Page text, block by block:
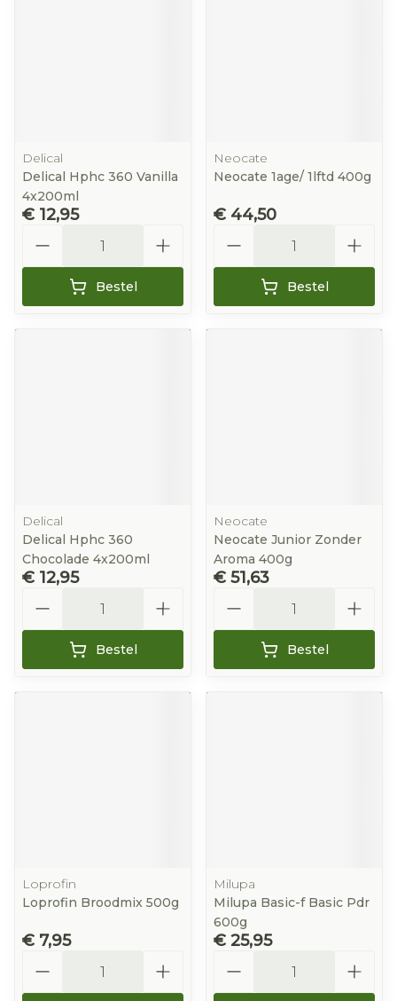
Delical
Delical Hphc 360 Vanilla
4x200ml
€ 12,95
Bestel
Neocate
Neocate 1age/ 1lftd 400g
€ 44,50
Bestel
Delical
Delical Hphc 360
Chocolade 4x200ml
€ 12,95
Bestel
Neocate
Neocate Junior Zonder
Aroma 400g
€ 51,63
Bestel
Loprofin
Loprofin Broodmix 500g
€ 7,95
Milupa
Milupa Basic-f Basic Pdr
600g
€ 25,95